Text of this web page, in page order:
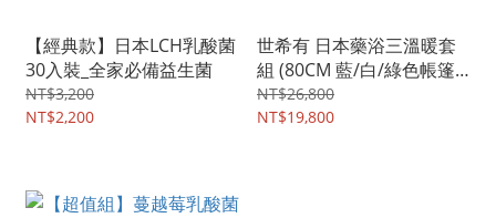
【經典款】日本LCH乳酸菌
30入裝_全家必備益生菌
NT$3,200
NT$2,200
世希有 日本藥浴三溫暖套
組 (80CM 藍/白/綠色帳篷
組)+12包藥草
NT$26,800
NT$19,800